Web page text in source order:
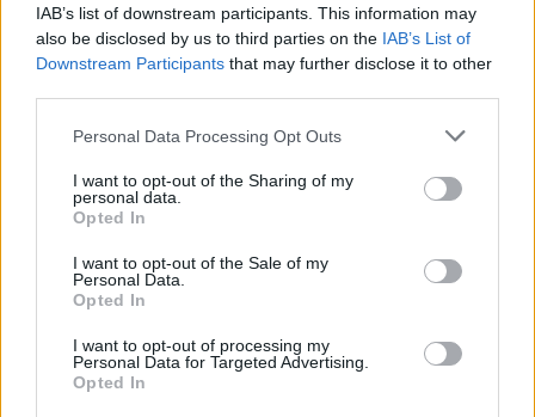
IAB’s list of downstream participants. This information may
also be disclosed by us to third parties on the IAB’s List of
Downstream Participants that may further disclose it to other
Personal Data Processing Opt Outs
I want to opt-out of the Sharing of my
personal data.
Opted In
I want to opt-out of the Sale of my
Personal Data.
Opted In
I want to opt-out of processing my
Personal Data for Targeted Advertising.
Opted In
Chelsea-Arsenal 2-2).
LIGA